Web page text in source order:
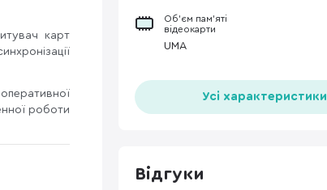
карт
роботи
Об’єм пам’яті
відеокарти
UMA
Усі характеристики
Відгуки